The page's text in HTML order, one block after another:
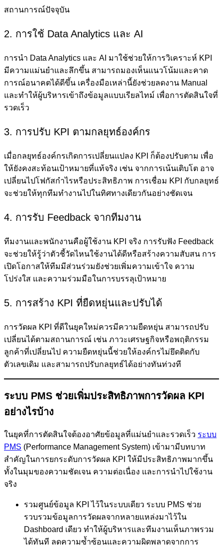
สถานการณ์ปัจจุบัน
2. การใช้ Data Analytics และ AI
การนำ Data Analytics และ AI มาใช้ช่วยให้การวิเคราะห์ KPI
มีความแม่นยำและลึกขึ้น สามารถมองเห็นแนวโน้มและคาด
การณ์อนาคตได้ดีขึ้น เครื่องมือเหล่านี้ยังช่วยลดงาน Manual
และทำให้ผู้บริหารเข้าถึงข้อมูลแบบเรียลไทม์ เพื่อการตัดสินใจที่
รวดเร็ว
3. การปรับ KPI ตามกลยุทธ์องค์กร
เมื่อกลยุทธ์องค์กรเกิดการเปลี่ยนแปลง KPI ก็ต้องปรับตาม เพื่อ
ให้ยังคงสะท้อนเป้าหมายที่แท้จริง เช่น จากการเน้นเติบโต อาจ
เปลี่ยนไปโฟกัสกำไรหรือประสิทธิภาพ การเชื่อม KPI กับกลยุทธ์
จะช่วยให้ทุกทีมทำงานไปในทิศทางเดียวกันอย่างชัดเจน
4. การรับ Feedback จากทีมงาน
ทีมงานและพนักงานคือผู้ใช้งาน KPI จริง การรับฟัง Feedback
จะช่วยให้รู้ว่าตัวชี้วัดไหนใช้งานได้ดีหรือสร้างความสับสน การ
เปิดโอกาสให้ทีมมีส่วนร่วมยังช่วยเพิ่มความเข้าใจ ความ
โปร่งใส และความร่วมมือในการบรรลุเป้าหมาย
5. การสร้าง KPI ที่ยืดหยุ่นและปรับได้
การวัดผล KPI ที่ดีในยุคใหม่ควรมีความยืดหยุ่น สามารถปรับ
เปลี่ยนได้ตามสถานการณ์ เช่น ภาวะเศรษฐกิจหรือพฤติกรรม
ลูกค้าที่เปลี่ยนไป ความยืดหยุ่นนี้ช่วยให้องค์กรไม่ยึดติดกับ
ตัวเลขเดิม และสามารถปรับกลยุทธ์ได้อย่างทันท่วงที
ระบบ PMS ช่วยเพิ่มประสิทธิภาพการวัดผล KPI
อย่างไรบ้าง
ในยุคที่การตัดสินใจต้องอาศัยข้อมูลที่แม่นยำและรวดเร็ว ระบบ
PMS (Performance Management System) เข้ามามีบทบาท
สำคัญในการยกระดับการวัดผล KPI ให้มีประสิทธิภาพมากขึ้น
ทั้งในมุมของความชัดเจน ความต่อเนื่อง และการนำไปใช้งาน
จริง
รวมศูนย์ข้อมูล KPI ไว้ในระบบเดียว ระบบ PMS ช่วย
รวบรวมข้อมูลการวัดผลจากหลายแหล่งมาไว้ใน
Dashboard เดียว ทำให้ผู้บริหารและทีมงานเห็นภาพรวม
ได้ทันที ลดความซ้ำซ้อนและความผิดพลาดจากการ